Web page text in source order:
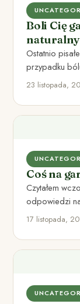
Boli Cię
Ostatnio
przypadku
chcę…
23 listopada,
Coś na
Czytałem
odpowiedzi
gardło,
17 listopada,